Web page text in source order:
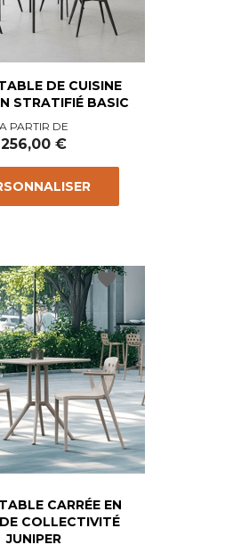
DE CUISINE
STRATIFIÉ BASIC
Prix
A PARTIR DE
256,00 €
CARRÉE EN
COLLECTIVITÉ
JUNIPER
favorite